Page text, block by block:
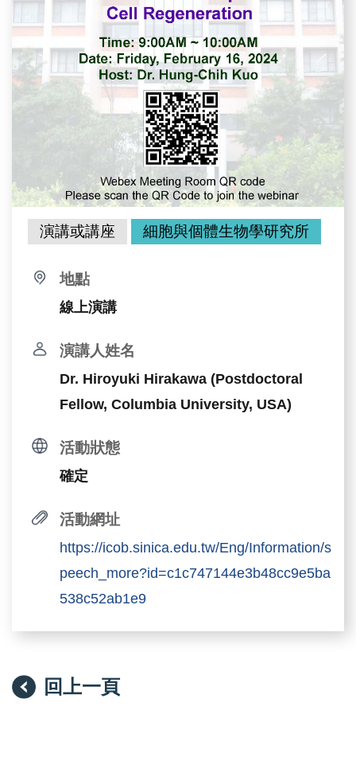
演講或講座 細胞與個體生物學研究所
地點
線上演講
演講人姓名
Dr. Hiroyuki Hirakawa (Postdoctoral
Fellow, Columbia University, USA)
活動狀態
確定
活動網址
https://icob.sinica.edu.tw/Eng/Information/s
peech_more?id=c1c747144e3b48cc9e5ba
538c52ab1e9
回上一頁